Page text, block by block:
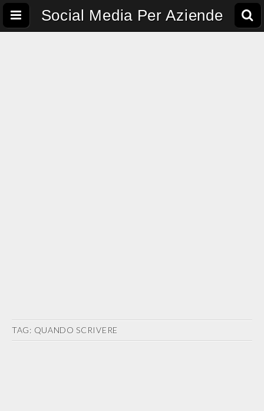
Social Media Per Aziende
TAG: QUANDO SCRIVERE